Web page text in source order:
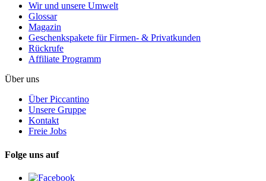
Wir und unsere Umwelt
Glossar
Magazin
Geschenkspakete für Firmen- & Privatkunden
Rückrufe
Affiliate Programm
Über uns
Über Piccantino
Unsere Gruppe
Kontakt
Freie Jobs
Folge uns auf